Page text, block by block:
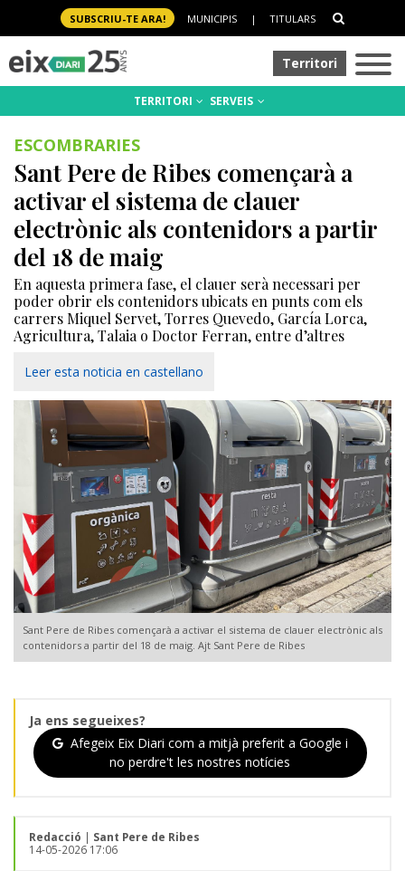
SUBSCRIU-TE ARA! MUNICIPIS | TITULARS
Territori
TERRITORI SERVEIS
ESCOMBRARIES
Sant Pere de Ribes començarà a
activar el sistema de clauer
electrònic als contenidors a partir
del 18 de maig
En aquesta primera fase, el clauer serà necessari per
poder obrir els contenidors ubicats en punts com els
carrers Miquel Servet, Torres Quevedo, García Lorca,
Agricultura, Talaia o Doctor Ferran, entre d’altres
Leer esta noticia en castellano
Sant Pere de Ribes començarà a activar el sistema de clauer electrònic als
contenidors a partir del 18 de maig. Ajt Sant Pere de Ribes
Ja ens segueixes?
Afegeix Eix Diari com a mitjà preferit a Google i
no perdre't les nostres notícies
Redacció | Sant Pere de Ribes
14-05-2026 17:06